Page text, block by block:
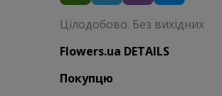
Цілодобово. Без вихідних
Flowers.ua DETAILS
Покупцю